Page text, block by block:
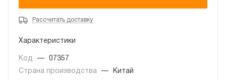
Рассчитать доставку
Характеристики
Код —
07357
Страна производства
—
Китай